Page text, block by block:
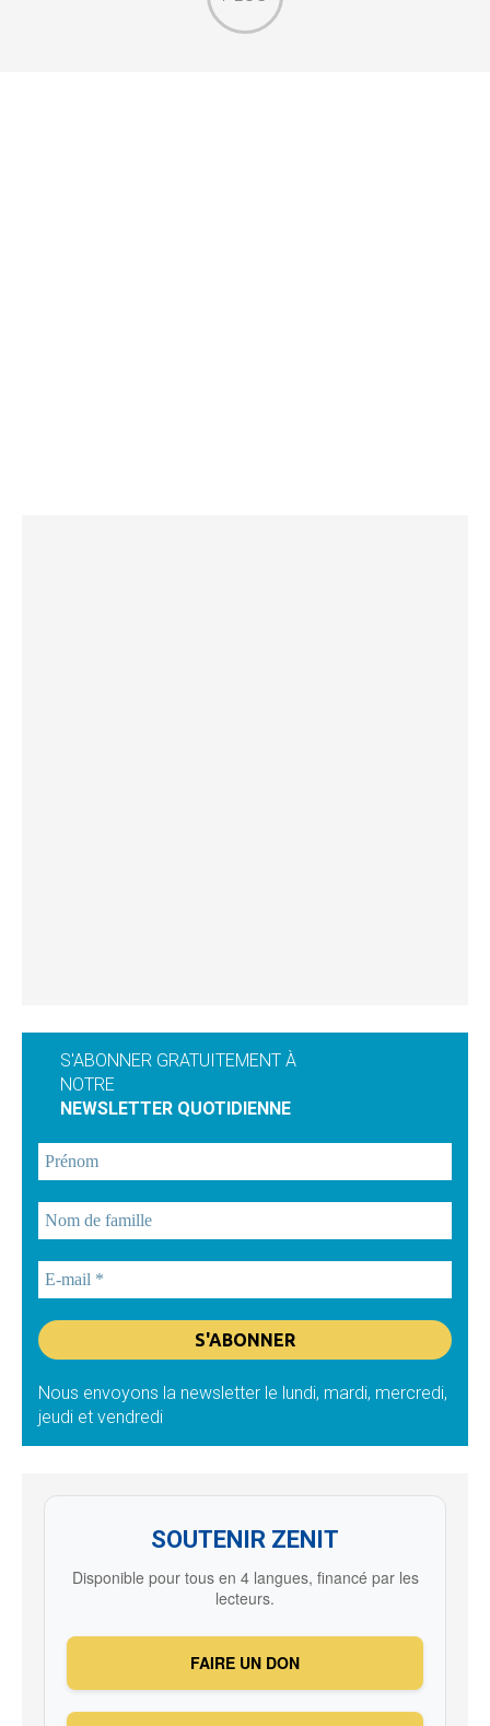
S'ABONNER GRATUITEMENT À
NOTRE
NEWSLETTER QUOTIDIENNE
Nous envoyons la newsletter le lundi, mardi, mercredi,
jeudi et vendredi
SOUTENIR ZENIT
Disponible pour tous en 4 langues, financé par les
lecteurs.
FAIRE UN DON